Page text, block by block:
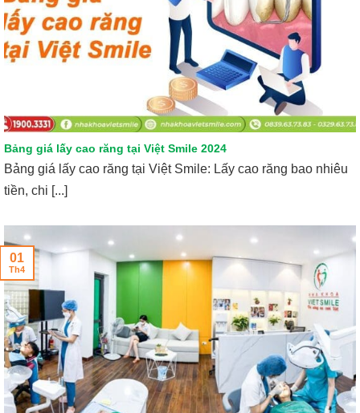
Bảng giá lấy cao răng tại Việt Smile 2024
Bảng giá lấy cao răng tại Việt Smile: Lấy cao răng bao nhiêu
tiền, chi [...]
01
Th4